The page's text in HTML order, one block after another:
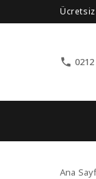
316LAna